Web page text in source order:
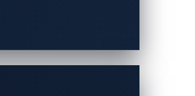
御システムです。
ます。また、エッジ
ユニット）から車両
り、データ転送量と